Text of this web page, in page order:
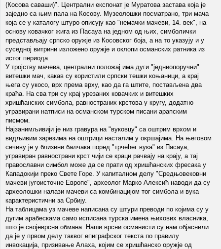
(Косова саваши)". Централни експонат је Муратова застава која је
заједно са њим пала на Косову. Музеолошки посматрано, три мача
која се у каталогу штуро описују као "немачки мачеви, 14. век", на
основу ковачког жига из Пасауа на једном од њих, симболички
представљају српско оружје из Косовског боја, а на то указују и у
суседној витрини изложено оружје и оклопи османских ратника из
истог периода.
У тројству мачева, централни положај има дуги "једниопоручни"
витешки мач, какав су користили српски тешки коњаници, а крај
њега су укосо, врх према врху, као да га штите, постављена два
краћа. На сва три су крај урезаних ковачких и витешких
хришћанских симбола, равностраних крстова у кругу, додатно
угравирани натписи на османском турском писани арапским
писмом.
Најзанимљивији је низ гравура на "вуковцу" са оштрим врхом и
видљивим зарезима на оштрици насталим у окршајима. На његовом
сечиву је у близини балчака поред "трчећег вука" из Пасауа,
угравиран равнострани крст чији се краци рачвају на крају, а тај
православни симбол може да се прати од хришћанских фресака у
Кападокији преко Свете Горе. У капиталном делу "Средњовековни
мачеви југоисточне Европе", археолог Марко Алексић наводи да су
археолошки налази мачеви са комбинацијом тог симбола и вука
карактеристични за Србију.
На таблицама уз мачеве написана су штури преводи по којима су у
дугим арабескама само исписана турска имена њихових власника,
што је својеврсна обмана. Наши врсни османисти су нам објаснили
да је у првом делу таквог епиграфског текста по правилу
инвокација, призивање Алаха, којим се хришћанско оружје од